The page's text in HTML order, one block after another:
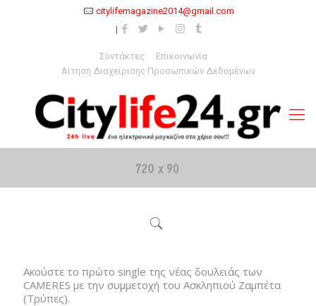
citylifemagazine2014@gmail.com
Συντάκτες
Επικοινωνία
Αίτηση Διαχείρισης Προσωπικών Δεδομένων
Ακούστε το πρώτο single της νέας δουλειάς των
CAMERES με την συμμετοχή του Ασκληπιού Ζαμπέτα
(Τρύπες).